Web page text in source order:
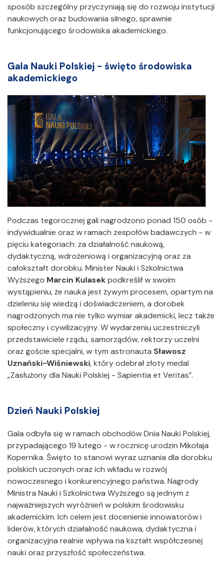
sposób szczególny przyczyniają się do rozwoju instytucji
naukowych oraz budowania silnego, sprawnie
funkcjonującego środowiska akademickiego.
Gala Nauki Polskiej - święto środowiska
akademickiego
Podczas tegorocznej gali nagrodzono ponad 150 osób -
indywidualnie oraz w ramach zespołów badawczych - w
pięciu kategoriach: za działalność naukową,
dydaktyczną, wdrożeniową i organizacyjną oraz za
całokształt dorobku. Minister Nauki i Szkolnictwa
Wyższego Marcin Kulasekpodkreślił w swoim
wystąpieniu, że nauka jest żywym procesem, opartym na
dzieleniu się wiedzą i doświadczeniem, a dorobek
nagrodzonych ma nie tylko wymiar akademicki, lecz także
społeczny i cywilizacyjny. W wydarzeniu uczestniczyli
przedstawiciele rządu, samorządów, rektorzy uczelni
oraz goście specjalni, w tym astronauta Sławosz
Uznański-Wiśniewski, który odebrał złoty medal
„Zasłużony dla Nauki Polskiej - Sapientia et Veritas”.
Dzień Nauki Polskiej
Gala odbyła się w ramach obchodów Dnia Nauki Polskiej,
przypadającego 19 lutego - w rocznicę urodzin Mikołaja
Kopernika. Święto to stanowi wyraz uznania dla dorobku
polskich uczonych oraz ich wkładu w rozwój
nowoczesnego i konkurencyjnego państwa. Nagrody
Ministra Nauki i Szkolnictwa Wyższego są jednym z
najważniejszych wyróżnień w polskim środowisku
akademickim. Ich celem jest docenienie innowatorów i
liderów, których działalność naukowa, dydaktyczna i
organizacyjna realnie wpływa na kształt współczesnej
nauki oraz przyszłość społeczeństwa.